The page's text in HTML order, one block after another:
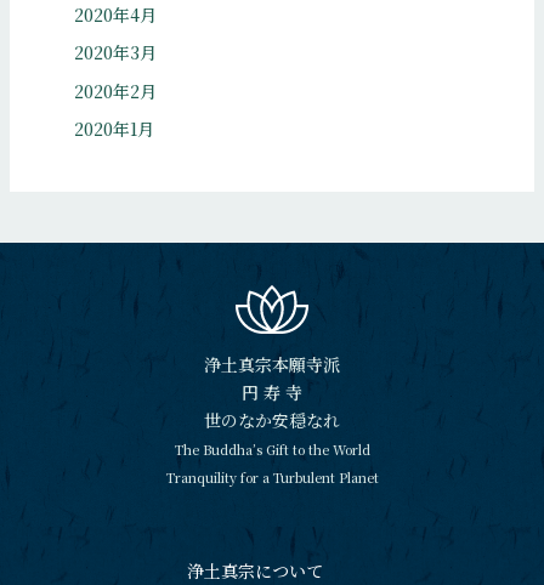
2020年4月
2020年3月
2020年2月
2020年1月
浄土真宗本願寺派
円 寿 寺
世のなか安穏なれ
The Buddha’s Gift to the World
Tranquility for a Turbulent Planet
浄土真宗について